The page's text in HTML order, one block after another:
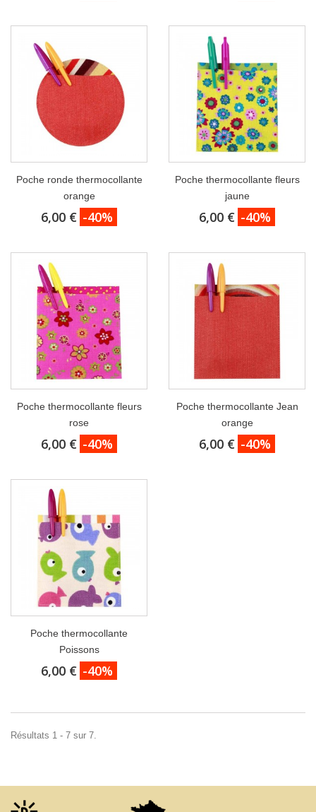
Poche ronde thermocollante
orange
6,00 € -40%
Poche thermocollante fleurs
jaune
6,00 € -40%
Poche thermocollante fleurs
rose
6,00 € -40%
Poche thermocollante Jean
orange
6,00 € -40%
Poche thermocollante
Poissons
6,00 € -40%
Résultats 1 - 7 sur 7.